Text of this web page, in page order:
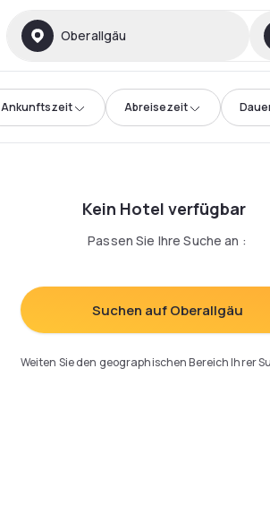
Oberallgäu
Ankunftszeit Abreisezeit
Kein Hotel verfügbar
Passen Sie Ihre Suche an :
Suchen auf Oberallgäu
Weiten Sie den geographischen Bereich Ihrer